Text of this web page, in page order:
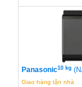
Panasonic10 kg
Giao hàng tận nhà